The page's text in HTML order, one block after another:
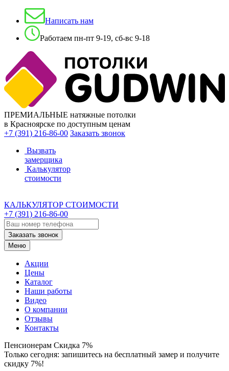
Написать нам
Работаем пн-пт 9-19, сб-вс 9-18
ПРЕМИАЛЬНЫЕ натяжные потолки
в Красноярске по доступным ценам
+7 (391) 216-86-00 Заказать звонок
Вызвать
замерщика
Калькулятор
стоимости
КАЛЬКУЛЯТОР СТОИМОСТИ
+7 (391) 216-86-00
Заказать звонок
Меню
Акции
Цены
Каталог
Наши работы
Видео
О компании
Отзывы
Контакты
Пенсионерам Скидка 7%
Только сегодня: запишитесь на бесплатный замер и получите
скидку 7%!